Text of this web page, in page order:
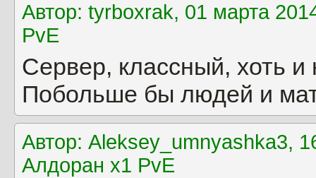
Автор: tyrboxrak, 01 марта
PvE
Сервер, классный, хоть и
Побольше бы людей и
Автор: Aleksey_umnyashka3,
Алдоран x1 PvE